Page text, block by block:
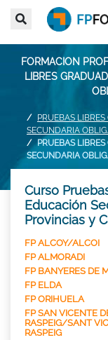
FORMACION
LIBRES
PRUEBAS
SECUNDARIA
PRUEBAS
SECUNDARIA
Curso
Educación
Provincias y
FP ALCOY/ALCOI
FP ALMORADI
FP BANYERES DE
FP ELDA
FP ORIHUELA
FP SAN VICENTE
RASPEIG/SANT
RASPEIG